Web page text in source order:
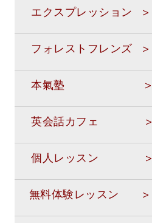
エクスプレッション >
フォレストフレンズ >
本氣塾 >
英会話カフェ >
個人レッスン >
無料体験レッスン >